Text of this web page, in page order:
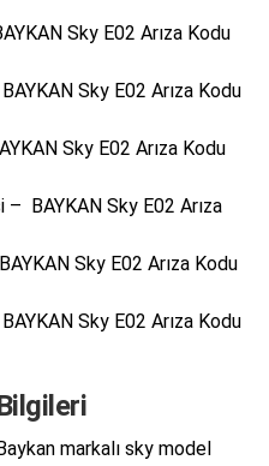
Sky E02 Arıza Kodu
Sky E02 Arıza Kodu
Sky E02 Arıza Kodu
– BAYKAN Sky E02 Arıza
Sky E02 Arıza Kodu
Sky E02 Arıza Kodu
markalı sky model